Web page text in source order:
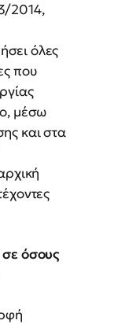
2014,
όλες
που
μέσω
και στα
σε όσους